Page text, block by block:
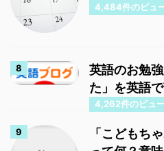
4,484件のビュ
英語のお勉
た」を英語
4,262件のビュ
「こどもち